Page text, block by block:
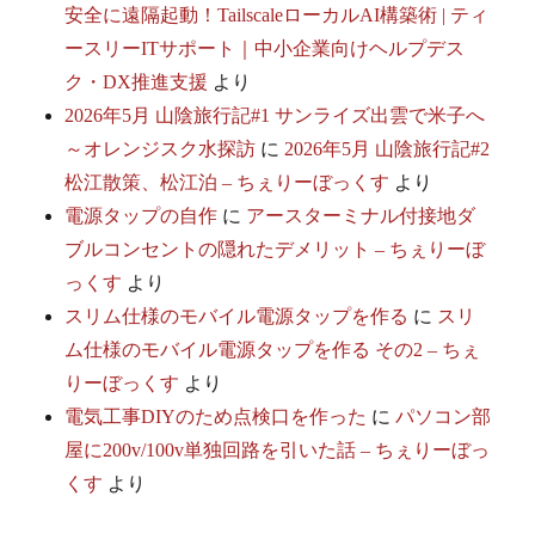
安全に遠隔起動！TailscaleローカルAI構築術 | ティ
ースリーITサポート｜中小企業向けヘルプデス
ク・DX推進支援 より
2026年5月 山陰旅行記#1 サンライズ出雲で米子へ
～オレンジスク水探訪 に2026年5月 山陰旅行記#2
松江散策、松江泊 – ちぇりーぼっくす より
電源タップの自作 に アースターミナル付接地ダ
ブルコンセントの隠れたデメリット – ちぇりーぼ
っくす より
スリム仕様のモバイル電源タップを作る に スリ
ム仕様のモバイル電源タップを作る その2 – ちぇ
りーぼっくす より
電気工事DIYのため点検口を作った にパソコン部
屋に200v/100v単独回路を引いた話 – ちぇりーぼっ
くす より